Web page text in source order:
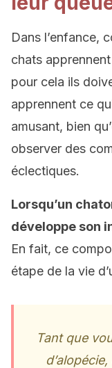
Dans l’enfance,
chats
pour cela ils
apprennent ce
amusant, bien
observer des
éclectiques.
Lorsqu’un
développe son
En fait, ce
étape de la vie
Tant que